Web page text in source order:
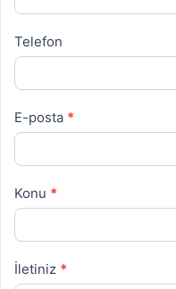
Telefon
E-posta *
Konu *
İletiniz *